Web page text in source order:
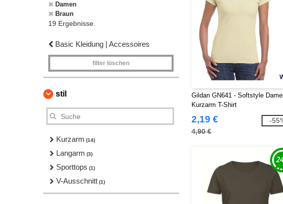
Damen
Braun
19 Ergebnisse.
Basic Kleidung | Accessoires
filter löschen
stil
Kurzarm (14)
Langarm (3)
Sporttops (1)
V-Ausschnitt (1)
Gildan GN641 - Softstyle
Kurzarm T-Shirt
2,19 €
4,90 €
-